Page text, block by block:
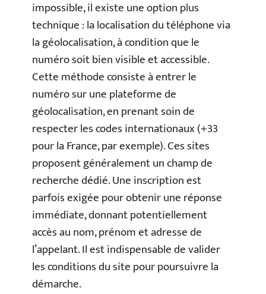
impossible, il existe une option plus
technique : la localisation du téléphone via
la géolocalisation, à condition que le
numéro soit bien visible et accessible.
Cette méthode consiste à entrer le
numéro sur une plateforme de
géolocalisation, en prenant soin de
respecter les codes internationaux (+33
pour la France, par exemple). Ces sites
proposent généralement un champ de
recherche dédié. Une inscription est
parfois exigée pour obtenir une réponse
immédiate, donnant potentiellement
accès au nom, prénom et adresse de
l’appelant. Il est indispensable de valider
les conditions du site pour poursuivre la
démarche.